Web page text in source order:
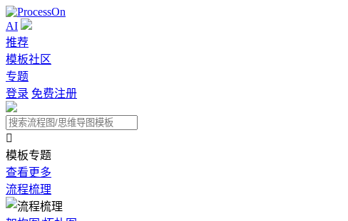
AI
推荐
模板社区
专题
登录 免费注册

模板专题
查看更多
流程梳理